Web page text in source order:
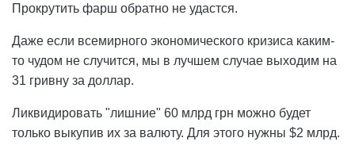
Прокрутить фарш обратно не удастся.
Даже если всемирного экономического кризиса каким-
то чудом не случится, мы в лучшем случае выходим на
31 гривну за доллар.
Ликвидировать "лишние" 60 млрд грн можно будет
только выкупив их за валюту. Для этого нужны $2 млрд.